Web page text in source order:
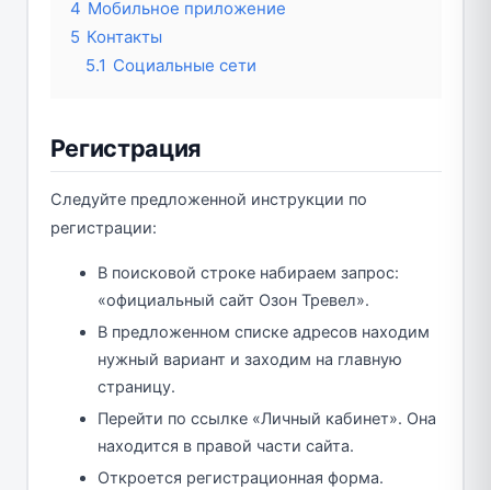
4 Мобильное приложение
5 Контакты
5.1 Социальные сети
Регистрация
Следуйте предложенной инструкции по
регистрации:
В поисковой строке набираем запрос:
«официальный сайт Озон Тревел».
В предложенном списке адресов находим
нужный вариант и заходим на главную
страницу.
Перейти по ссылке «Личный кабинет». Она
находится в правой части сайта.
Откроется регистрационная форма.